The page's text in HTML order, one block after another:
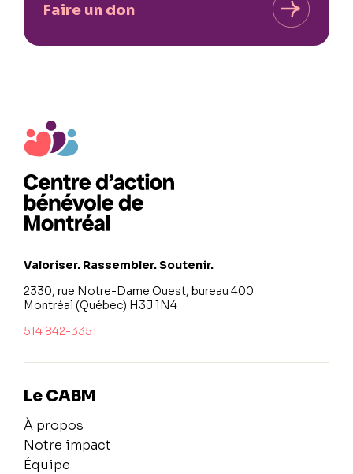
Faire un don
Valoriser. Rassembler. Soutenir.
2330, rue Notre-Dame Ouest, bureau 400
Montréal (Québec) H3J 1N4
514 842-3351
Le CABM
À propos
Notre impact
Équipe